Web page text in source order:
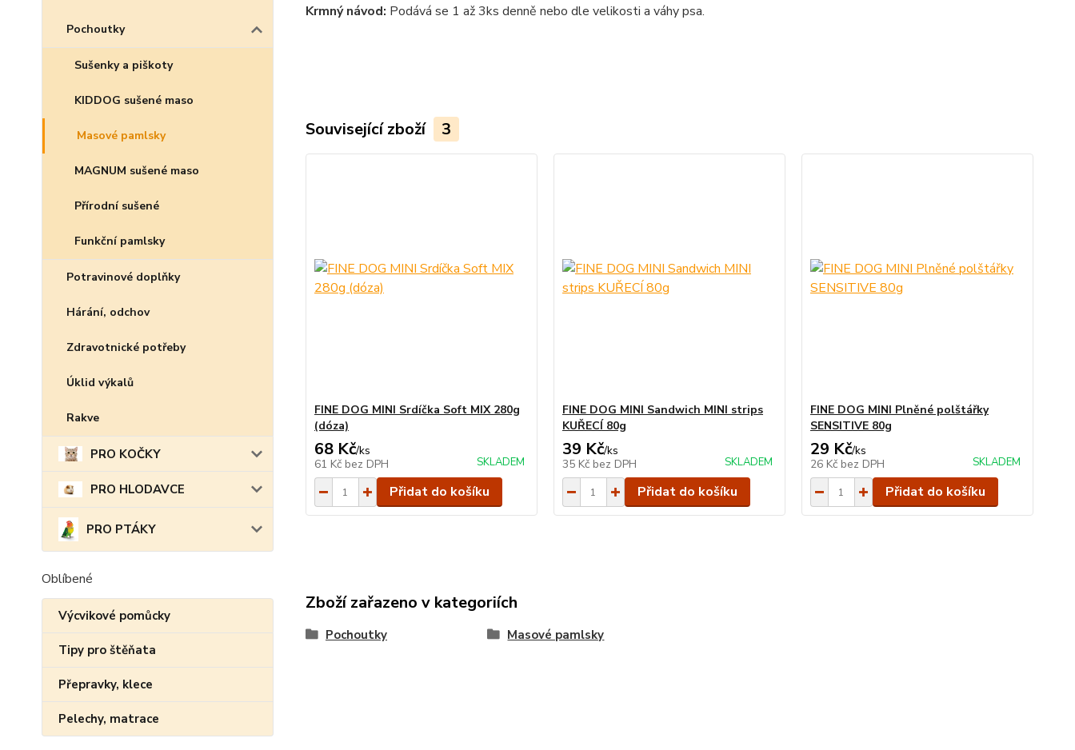
Pochoutky
Sušenky a piškoty
KIDDOG sušené maso
Masové pamlsky
MAGNUM sušené maso
Přírodní sušené
Funkční pamlsky
Potravinové doplňky
Hárání, odchov
Zdravotnické potřeby
Úklid výkalů
Rakve
PRO KOČKY
PRO HLODAVCE
PRO PTÁKY
Oblíbené
Výcvikové pomůcky
Tipy pro štěňata
Přepravky, klece
Pelechy, matrace
Krmný návod: Podává se 1 až 3ks denně nebo dle velikosti a váhy psa.
Související zboží 3
FINE DOG MINI Srdíčka Soft MIX 280g
(dóza)
68 Kč/ks
61 Kč bez DPH SKLADEM
Přidat do košíku
FINE DOG MINI Sandwich MINI strips
KUŘECÍ 80g
39 Kč/ks
35 Kč bez DPH SKLADEM
Přidat do košíku
FINE DOG MINI Plněné polštářky
SENSITIVE 80g
29 Kč/ks
26 Kč bez DPH SKLADEM
Přidat do košíku
Zboží zařazeno v kategoriích
Pochoutky Masové pamlsky